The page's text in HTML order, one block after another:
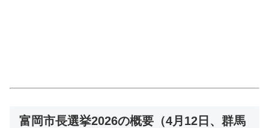
富岡市長選挙2026の概要（4月12日、群馬